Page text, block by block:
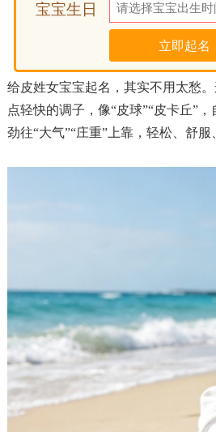
宝宝生日
给皮姓女宝宝起名，其实不用太愁
点轻快的调子，像“皮球”“皮卡丘”
劲往“大气”“庄重”上靠，轻松、舒服